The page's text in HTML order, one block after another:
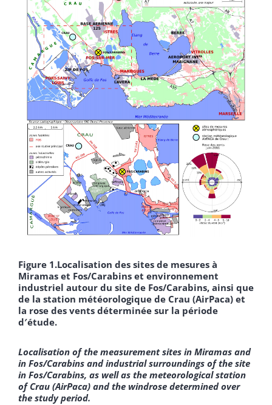
Figure 1.Localisation des sites de mesures à
Miramas et Fos/Carabins et environnement
industriel autour du site de Fos/Carabins, ainsi que
de la station météorologique de Crau (AirPaca) et
la rose des vents déterminée sur la période
d′étude.
Localisation of the measurement sites in Miramas and
in Fos/Carabins and industrial surroundings of the site
in Fos/Carabins, as well as the meteorological station
of Crau (AirPaca) and the windrose determined over
the study period.